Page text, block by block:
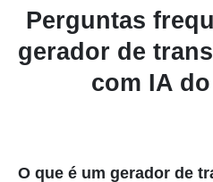
Perguntas
gerador de
com IA
O que é um gerador de